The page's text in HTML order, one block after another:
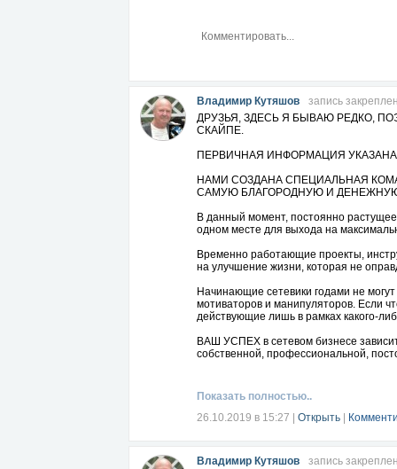
Владимир Кутяшов
запись
ДРУЗЬЯ, ЗДЕСЬ Я БЫВАЮ РЕДКО,
СКАЙПЕ.
ПЕРВИЧНАЯ ИНФОРМАЦИЯ
НАМИ СОЗДАНА СПЕЦИАЛЬНАЯ
САМУЮ БЛАГОРОДНУЮ И
В данный момент, постоянно растущее
одном месте для выхода на
Временно работающие проекты,
на улучшение жизни, которая не
Начинающие сетевики годами не
мотиваторов и манипуляторов. Если
действующие лишь в рамках какого-
ВАШ УСПЕХ в сетевом бизнесе
собственной, профессиональной,
Есть команда - есть доходы!
Команда растёт - растут доходы!
Показать полностью..
26.10.2019 в 15:27
Открыть
Владимир Кутяшов запись